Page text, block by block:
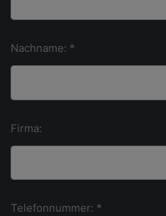
Nachname: *
Firma:
Telefonnummer: *